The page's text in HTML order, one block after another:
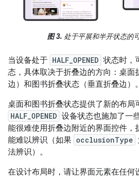
图 3. 处于平展和半开状态的
当设备处于 HALF_OPENED 状态时，
态，具体取决于折叠边的方向：桌面
边）和图书折叠状态（垂直折叠边）。
桌面和图书折叠状态提供了新的布局
HALF_OPENED 设备状态也施加了一
能很难使用折叠边附近的界面控件，
能难以辨识（如果 occlusionType
法辨识）。
在设计布局时，请让界面元素在任何